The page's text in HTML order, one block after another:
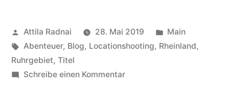
Alltag.
Flucht
aus
Veröffentlicht
von
Attila Radnai 28. Mai 2019
Veröffentlicht
in
Main
Schlagwörter:
Abenteuer, Blog, Locationshooting, Rheinland,
Ruhrgebiet, Titel
Schreibe einen Kommentarzu